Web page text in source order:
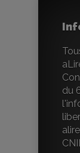
du